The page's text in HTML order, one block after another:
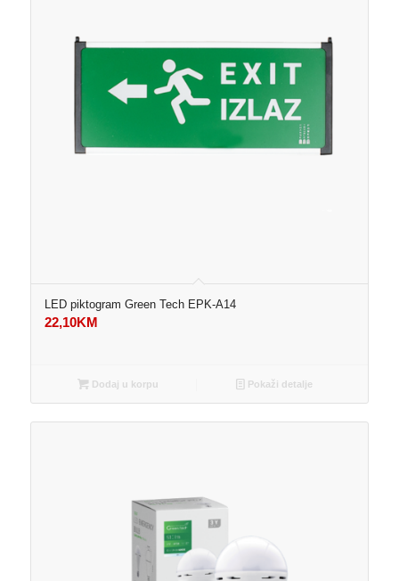
LED piktogram Green Tech EPK-A14
22,10KM
Dodaj u korpu Pokaži detalje